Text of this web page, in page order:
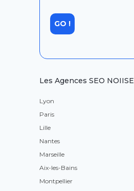
Les Agences SEO NOIISE
Lyon
Paris
Lille
Nantes
Marseille
Aix-les-Bains
Montpellier